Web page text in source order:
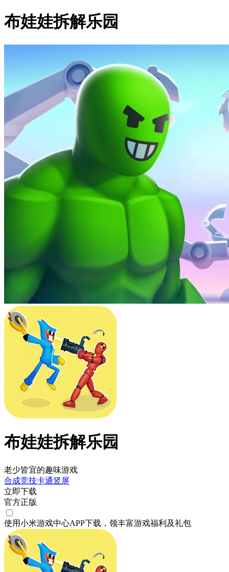
布娃娃拆解乐园
布娃娃拆解乐园
老少皆宜的趣味游戏
合成竞技卡通竖屏
立即下载
官方正版
使用小米游戏中心APP下载 ，领丰富游戏福利 及礼包